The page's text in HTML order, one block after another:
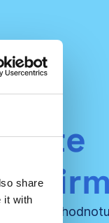
share
it with
větší